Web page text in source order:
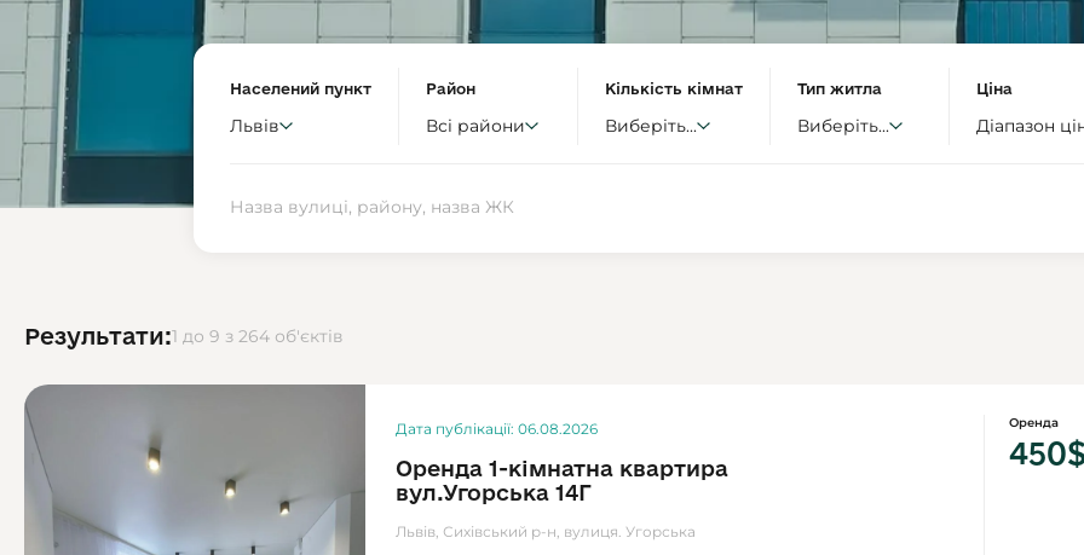
Населений пункт
Львів
Район
Всі райони
Кількість кімнат
Виберіть...
Тип житла
Виберіть...
Ціна
Діапазон
Результати:1 до 9 з 264 об'єктів
Дата публікації: 06.08.2026
Оренда 1-кімнатна квартира
вул.Угорська 14Г
Львів, Сихівський р-н, вулиця. Угорська
Оренда